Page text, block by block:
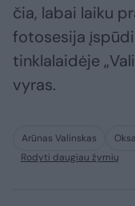
čia, labai laiku
fotosesija
tinklalaidėje
vyras.
Arūnas Valinskas
Rodyti daugiau žymių